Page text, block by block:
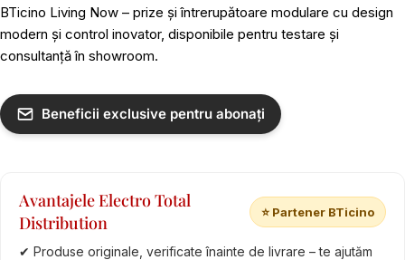
BTicino Living Now – prize și întrerupătoare modulare cu design
modern și control inovator, disponibile pentru testare și
consultanță în showroom.
Beneficii exclusive pentru abonați
Avantajele Electro Total
Distribution
⭐ Partener BTicino
✔ Produse originale, verificate înainte de livrare – te ajutăm